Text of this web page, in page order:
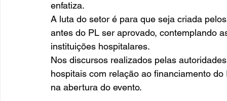
enfatiza.
A luta do setor é para que seja criada
antes do PL ser aprovado, contemplando
instituições hospitalares.
Nos discursos realizados pelas
hospitais com relação ao financiamento
na abertura do evento.